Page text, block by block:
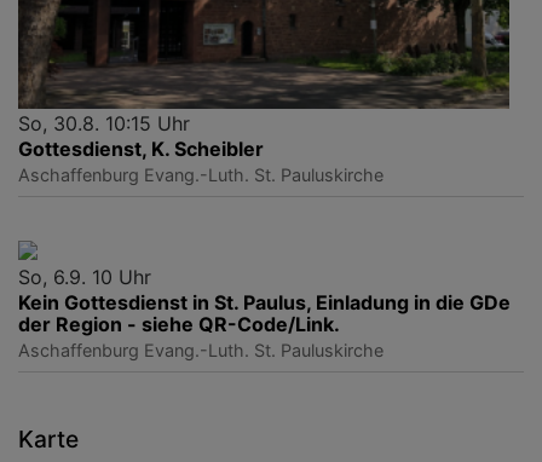
So, 30.8. 10:15 Uhr
Gottesdienst, K. Scheibler
Aschaffenburg Evang.-Luth. St. Pauluskirche
So, 6.9. 10 Uhr
Kein Gottesdienst in St. Paulus, Einladung in die GDe
der Region - siehe QR-Code/Link.
Aschaffenburg Evang.-Luth. St. Pauluskirche
Karte